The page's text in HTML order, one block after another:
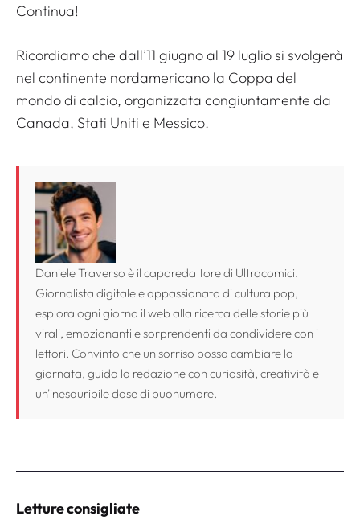
Continua!
Ricordiamo che dall’11 giugno al 19 luglio si svolgerà
nel continente nordamericano la Coppa del
mondo di calcio, organizzata congiuntamente da
Canada, Stati Uniti e Messico.
Daniele Traverso è il caporedattore di Ultracomici.
Giornalista digitale e appassionato di cultura pop,
esplora ogni giorno il web alla ricerca delle storie più
virali, emozionanti e sorprendenti da condividere con i
lettori. Convinto che un sorriso possa cambiare la
giornata, guida la redazione con curiosità, creatività e
un'inesauribile dose di buonumore.
Letture consigliate